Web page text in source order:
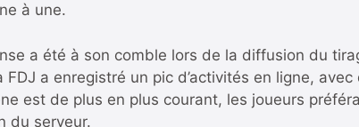
à une.
a été à son comble lors de la diffusion du
FDJ a enregistré un pic d’activités en ligne,
est de plus en plus courant, les joueurs
du serveur.